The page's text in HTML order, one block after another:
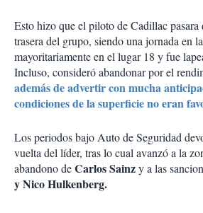
Esto hizo que el piloto de Cadillac
trasera del grupo, siendo una jornada en
mayoritariamente en el lugar 18 y fue
Incluso, consideró abandonar por el
además de advertir con mucha
condiciones de la superficie no eran
Los periodos bajo Auto de Seguridad
vuelta del líder, tras lo cual avanzó a la
abandono deCarlos Sainzy a las
y Nico Hulkenberg.